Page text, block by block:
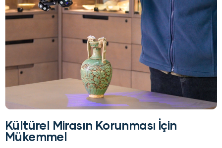
Kültürel Mirasın Korunması İçin
Mükemmel